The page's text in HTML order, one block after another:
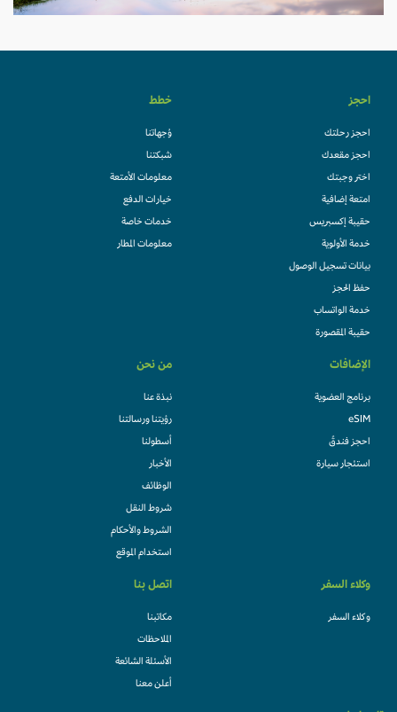
احجز
احجز رحلتك
احجز مقعدك
اختر وجبتك
امتعة إضافية
حقيبة إكسبريس
خدمة الأولوية
بيانات تسجيل الوصول
حفظ الحجز
خدمة الواتساب
حقيبة المقصورة
خطط
وُجهاتنا
شبكتنا
معلومات الأمتعة
خيارات الدفع
خدمات خاصة
معلومات المطار
الإضافات
برنامج العضوية
eSIM
احجز فندقً
استئجار سيارة
من نحن
نبذة عنا
رؤيتنا ورسالتنا
أسطولنا
الأخبار
الوظائف
شروط النقل
الشروط والأحكام
استخدام الموقع
وكلاء السفر
وكلاء السفر
اتصل بنا
مكاتبنا
الملاحظات
الأسئلة الشائعة
أعلن معنا